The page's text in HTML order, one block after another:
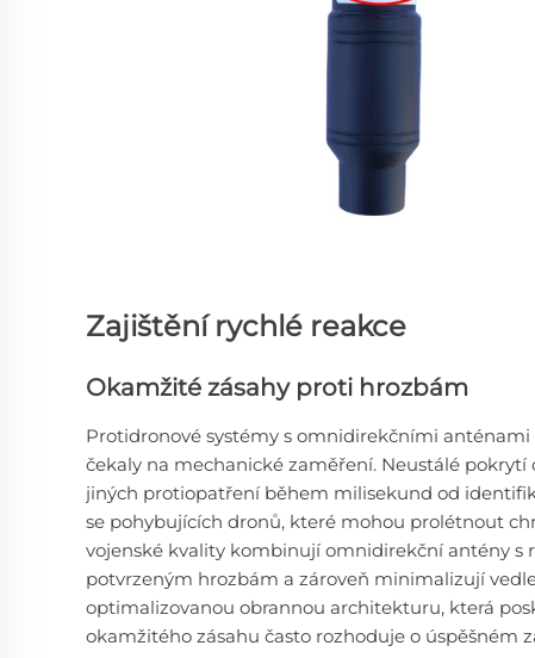
Zajištění rychlé reakce
Okamžité zásahy proti hrozbám
Protidronové systémy s omnidirekčními
čekaly na mechanické zaměření. Neustálé
jiných protiopatření během milisekund od
se pohybujících dronů, které mohou prolétnout
vojenské kvality kombinují omnidirekční antény s
potvrzeným hrozbám a zároveň minimalizují
optimalizovanou obrannou architekturu, která
okamžitého zásahu často rozhoduje o úspěšném